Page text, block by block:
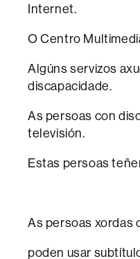
Internet.
O Centro
Algúns servizos
discapacidade.
As persoas con
televisión.
Estas persoas
As persoas xordas
poden usar